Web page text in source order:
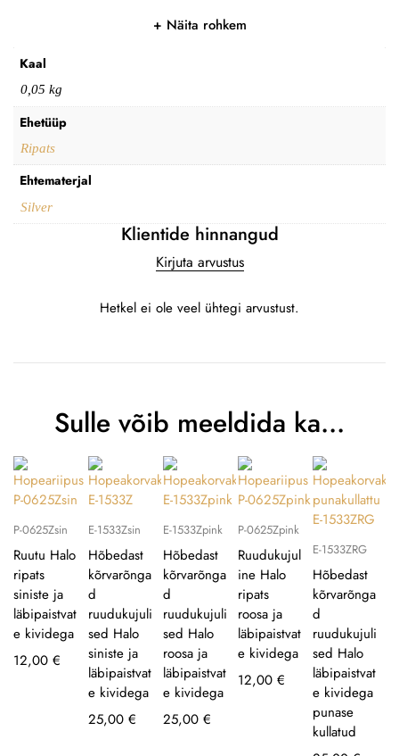
Näita rohkem
Kaal
0,05 kg
Ehetüüp
Ripats
Ehtematerjal
Silver
Klientide hinnangud
Kirjuta arvustus
Hetkel ei ole veel ühtegi arvustust.
Sulle võib meeldida ka…
P-0625Zsin
Ruutu Halo
ripats
siniste ja
läbipaistvat
e kividega
12,00 €
E-1533Zsin
Hõbedast
kõrvarõnga
d
ruudukujuli
sed Halo
siniste ja
läbipaistvat
e kividega
25,00 €
E-1533Zpink
Hõbedast
kõrvarõnga
d
ruudukujuli
sed Halo
roosa ja
läbipaistvat
e kividega
25,00 €
P-0625Zpink
Ruudukujul
ine Halo
ripats
roosa ja
läbipaistvat
e kividega
12,00 €
E-1533ZRG
Hõbedast
kõrvarõnga
d
ruudukujuli
sed Halo
läbipaistvat
e kividega
punase
kullatud